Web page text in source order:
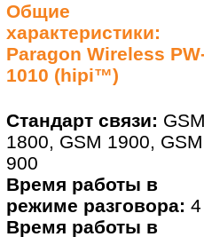
Общие
характеристики:
Paragon Wireless
1010 (hipi™)
Стандарт связи:
1800, GSM 1900, GSM
900
Время работы в
режиме разговора:
Время работы в